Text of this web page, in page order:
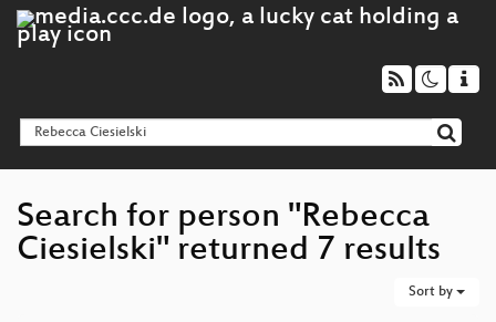
Search for person "Rebecca
Ciesielski" returned 7 results
Sort by